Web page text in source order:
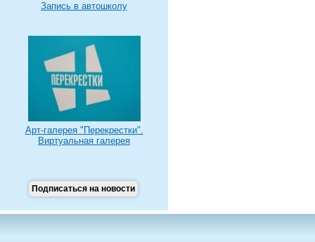
Запись в автошколу
Арт-галерея "Перекрестки".
Виртуальная галерея
Подписаться на новости